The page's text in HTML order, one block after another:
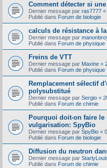
Comment détecter si
Dernier message par ras7777 «
Publié dans Forum de biologie
calculs de résistance à
Dernier message par
Publié dans Forum de physique
Freins de VTT
Dernier message par Maxine «
Publié dans Forum de physique
Remplacement sélectif
polysubstitué
Dernier message par Sergio «
Publié dans Forum de chimie
Pourquoi doit-on faire
vulgarisation: SpyBio
Dernier message par SpyBio «
Publié dans Forum de biologie
Diffusion du neutron
Dernier message par
Publié dans Forum de chimie